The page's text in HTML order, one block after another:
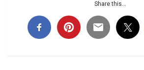
Share this...